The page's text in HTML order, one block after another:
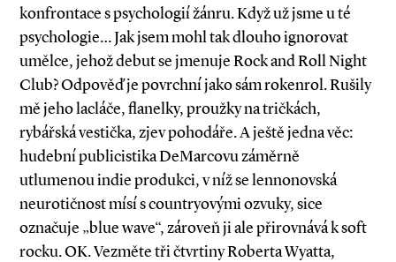
konfrontace s psychologií žánru. Když už jsme u té
psychologie… Jak jsem mohl tak dlouho ignorovat
umělce, jehož debut se jmenuje Rock and Roll Night
Club? Odpověď je povrchní jako sám rokenrol. Rušily
mě jeho lacláče, flanelky, proužky na tričkách,
rybářská vestička, zjev pohodáře. A ještě jedna věc:
hudební publicistika DeMarcovu záměrně
utlumenou indie produkci, v níž se lennonovská
neurotičnost mísí s countryovými ozvuky, sice
označuje „blue wave“, zároveň ji ale přirovnává k soft
rocku. OK. Vezměte tři čtvrtiny Roberta Wyatta,